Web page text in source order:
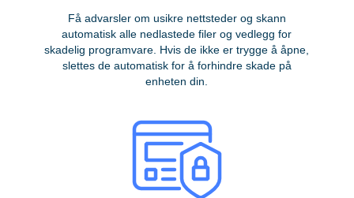
Få advarsler om usikre nettsteder og skann
automatisk alle nedlastede filer og vedlegg for
skadelig programvare. Hvis de ikke er trygge å åpne,
slettes de automatisk for å forhindre skade på
enheten din.